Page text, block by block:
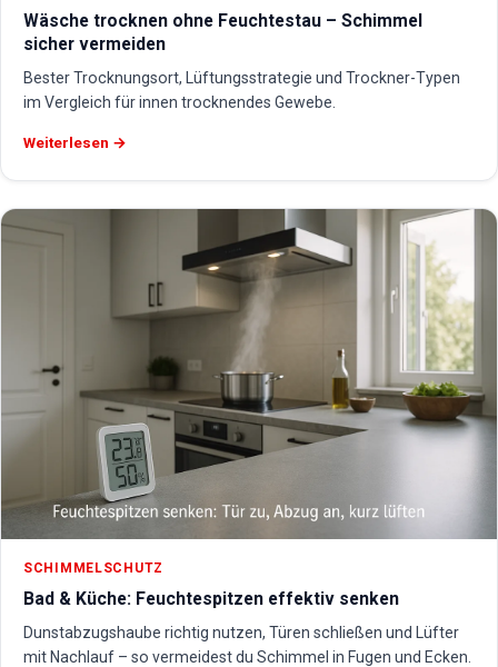
Wäsche trocknen ohne Feuchtestau – Schimmel
sicher vermeiden
Bester Trocknungsort, Lüftungsstrategie und Trockner-Typen
im Vergleich für innen trocknendes Gewebe.
Weiterlesen →
SCHIMMELSCHUTZ
Bad & Küche: Feuchtespitzen effektiv senken
Dunstabzugshaube richtig nutzen, Türen schließen und Lüfter
mit Nachlauf – so vermeidest du Schimmel in Fugen und Ecken.